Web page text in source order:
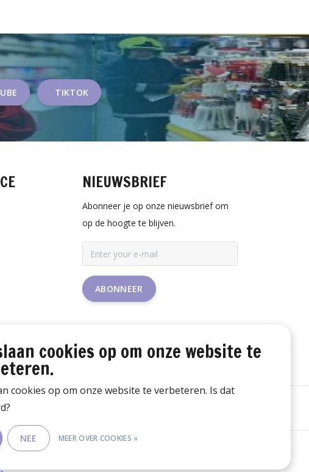
TIKTOK
NIEUWSBRIEF
Abonneer je op onze nieuwsbrief om
op de hoogte te blijven.
ABONNEER
Feed
cookies op om onze website te
cookies op om onze website te verbeteren. Is dat
NEE MEER OVER COOKIES »